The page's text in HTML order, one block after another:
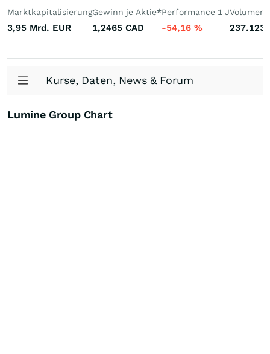
Marktkapitalisierung
3,95 Mrd. EUR
Gewinn je Aktie*
1,2465 CAD
Performance 1 J
-54,16 %
Volumen
237.123
Kurse, Daten, News & Forum
Lumine Group Chart